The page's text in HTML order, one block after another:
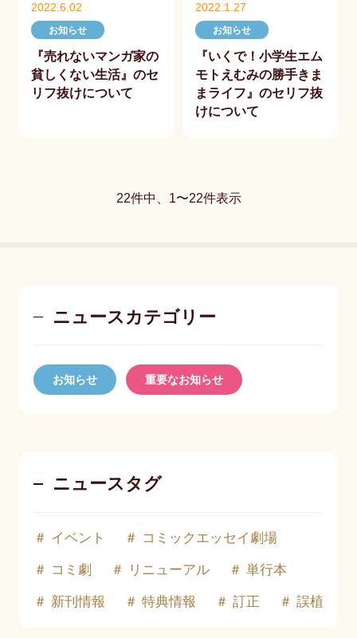
2022.6.02
お知らせ
『売れないマンガ家の
貧しくない生活』のセ
リフ抜けについて
2022.1.27
お知らせ
『いくで！小学生エム
モトえむみの勝手きま
まライフ』のセリフ抜
けについて
22件中、1〜22件表示
ニュースカテゴリー
お知らせ 重要なお知らせ
ニュースタグ
イベント コミックエッセイ劇場
コミ劇 リニューアル 単行本
新刊情報 特典情報 訂正 誤植